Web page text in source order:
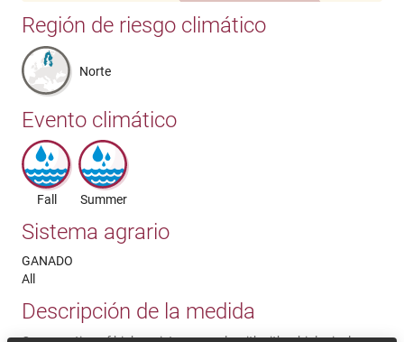
Región de riesgo climático
Norte
Evento climático
Fall Summer
Sistema agrario
GANADO
All
Descripción de la medida